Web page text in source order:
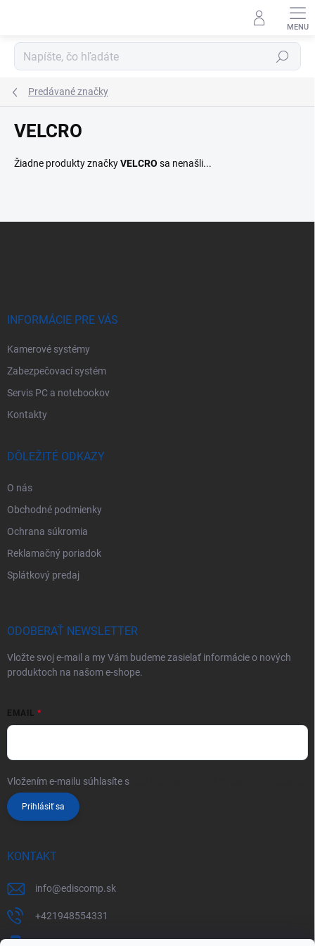
Hľadať
Predávané značky
VELCRO
Žiadne produkty značkyVELCRO sa nenašli...
INFORMÁCIE PRE VÁS
Kamerové systémy
Zabezpečovací systém
Servis PC a notebookov
Kontakty
DÔLEŽITÉ ODKAZY
O nás
Obchodné podmienky
Ochrana súkromia
Reklamačný poriadok
Splátkový predaj
ODOBERAŤ NEWSLETTER
Vložte svoj e-mail a my Vám budeme zasielať informácie o nových
produktoch na našom e-shope.
EMAIL
Vložením e-mailu súhlasíte s
Prihlásiť sa
KONTAKT
info@ediscomp.sk
+421948554331